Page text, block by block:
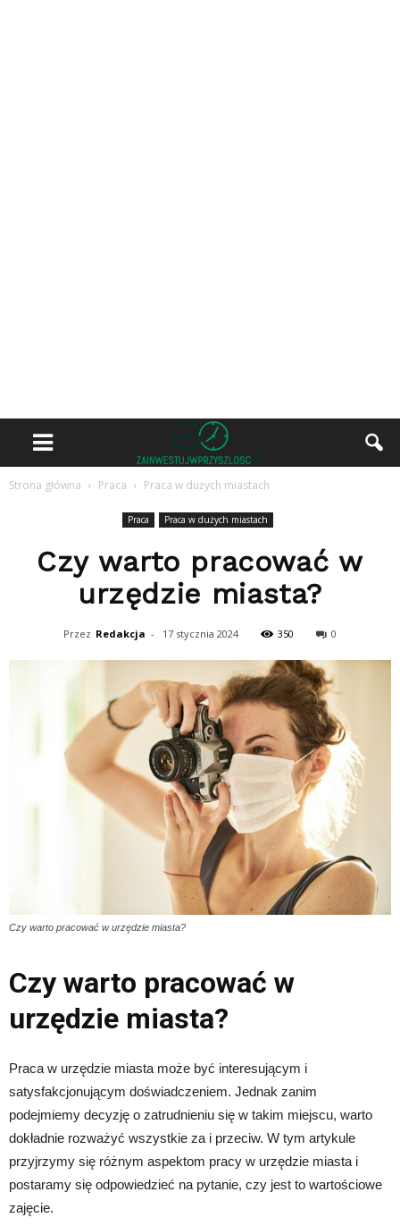
Strona główna Praca Praca w dużych miastach
Praca Praca w dużych miastach
Czy warto pracować w
urzędzie miasta?
Przez Redakcja - 17 stycznia 2024 350 0
Czy warto pracować w urzędzie miasta?
Czy warto pracować w
urzędzie miasta?
Praca w urzędzie miasta może być interesującym i
satysfakcjonującym doświadczeniem. Jednak zanim
podejmiemy decyzję o zatrudnieniu się w takim miejscu, warto
dokładnie rozważyć wszystkie za i przeciw. W tym artykule
przyjrzymy się różnym aspektom pracy w urzędzie miasta i
postaramy się odpowiedzieć na pytanie, czy jest to wartościowe
zajęcie.